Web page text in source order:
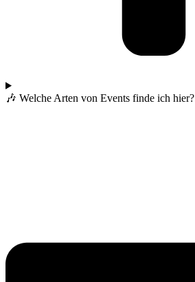
🎶 Welche Arten von Events finde ich hier?